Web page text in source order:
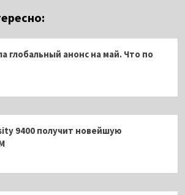
глобальный анонс на май. Что по
9400 получит новейшую